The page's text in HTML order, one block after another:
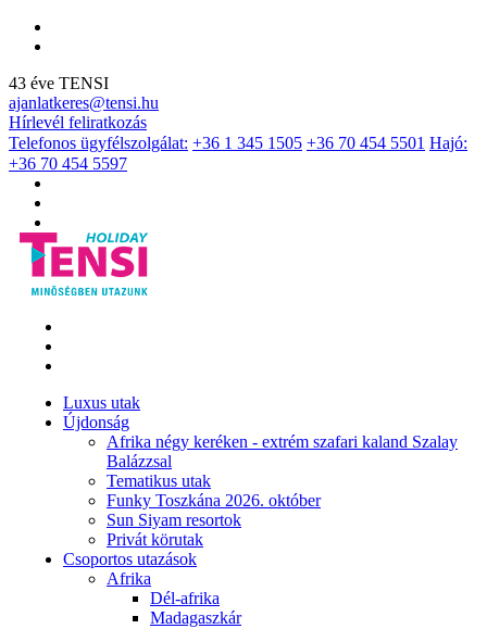
43 éve TENSI
ajanlatkeres@tensi.hu
Hírlevél feliratkozás
Telefonos ügyfélszolgálat: +36 1 345 1505 +36 70 454 5501 Hajó:
+36 70 454 5597
Luxus utak
Újdonság
Afrika négy keréken - extrém szafari kaland Szalay
Balázzsal
Tematikus utak
Funky Toszkána 2026. október
Sun Siyam resortok
Privát körutak
Csoportos utazások
Afrika
Dél-afrika
Madagaszkár